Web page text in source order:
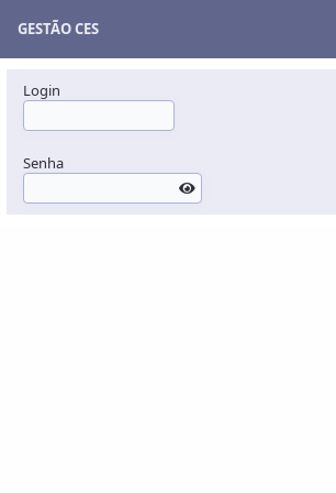
GESTÃO CES
Login
Senha